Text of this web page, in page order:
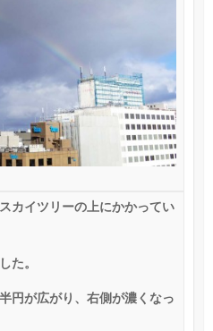
カイツリーの上にかかってい
た。
円が広がり、右側が濃くなっ